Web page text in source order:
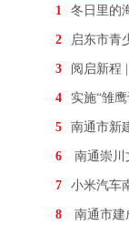
1 冬日里的
2 启东市青少
3 阅启新程 |
4 实施“雏鹰
5 南通市新
6 南通崇川文
7 小米汽车
8 南通市建